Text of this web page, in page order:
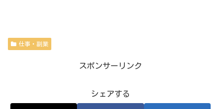
仕事・副業
スポンサーリンク
シェアする